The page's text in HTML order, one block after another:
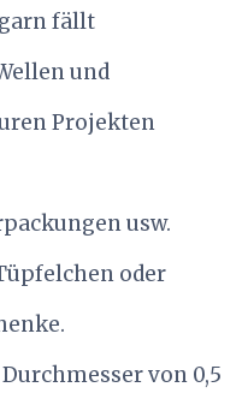
fällt
und
Projekten
usw.
oder
von 0,5